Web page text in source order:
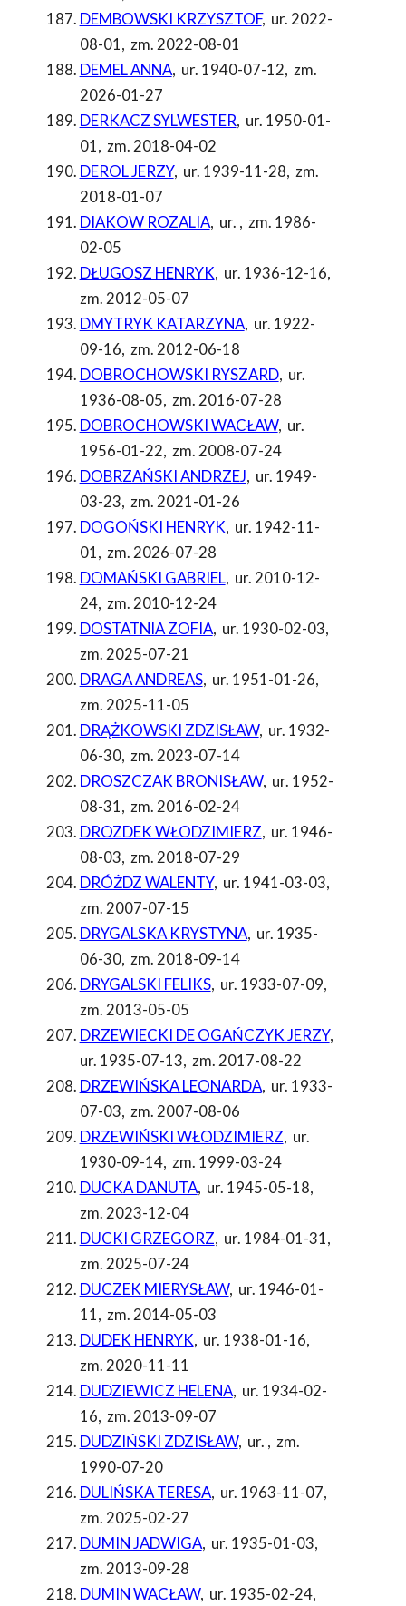
DEMBOWSKI KRZYSZTOF, ur. 2022-
08-01, zm. 2022-08-01
DEMEL ANNA, ur. 1940-07-12, zm.
2026-01-27
DERKACZ SYLWESTER, ur. 1950-01-
01, zm. 2018-04-02
DEROL JERZY, ur. 1939-11-28, zm.
2018-01-07
DIAKOW ROZALIA, ur. , zm. 1986-
02-05
DŁUGOSZ HENRYK, ur. 1936-12-16,
zm. 2012-05-07
DMYTRYK KATARZYNA, ur. 1922-
09-16, zm. 2012-06-18
DOBROCHOWSKI RYSZARD, ur.
1936-08-05, zm. 2016-07-28
DOBROCHOWSKI WACŁAW, ur.
1956-01-22, zm. 2008-07-24
DOBRZAŃSKI ANDRZEJ, ur. 1949-
03-23, zm. 2021-01-26
DOGOŃSKI HENRYK, ur. 1942-11-
01, zm. 2026-07-28
DOMAŃSKI GABRIEL, ur. 2010-12-
24, zm. 2010-12-24
DOSTATNIA ZOFIA, ur. 1930-02-03,
zm. 2025-07-21
DRAGA ANDREAS, ur. 1951-01-26,
zm. 2025-11-05
DRĄŻKOWSKI ZDZISŁAW, ur. 1932-
06-30, zm. 2023-07-14
DROSZCZAK BRONISŁAW, ur. 1952-
08-31, zm. 2016-02-24
DROZDEK WŁODZIMIERZ, ur. 1946-
08-03, zm. 2018-07-29
DRÓŻDZ WALENTY, ur. 1941-03-03,
zm. 2007-07-15
DRYGALSKA KRYSTYNA, ur. 1935-
06-30, zm. 2018-09-14
DRYGALSKI FELIKS, ur. 1933-07-09,
zm. 2013-05-05
DRZEWIECKI DE OGAŃCZYK JERZY,
ur. 1935-07-13, zm. 2017-08-22
DRZEWIŃSKA LEONARDA, ur. 1933-
07-03, zm. 2007-08-06
DRZEWIŃSKI WŁODZIMIERZ, ur.
1930-09-14, zm. 1999-03-24
DUCKA DANUTA, ur. 1945-05-18,
zm. 2023-12-04
DUCKI GRZEGORZ, ur. 1984-01-31,
zm. 2025-07-24
DUCZEK MIERYSŁAW, ur. 1946-01-
11, zm. 2014-05-03
DUDEK HENRYK, ur. 1938-01-16,
zm. 2020-11-11
DUDZIEWICZ HELENA, ur. 1934-02-
16, zm. 2013-09-07
DUDZIŃSKI ZDZISŁAW, ur. , zm.
1990-07-20
DULIŃSKA TERESA, ur. 1963-11-07,
zm. 2025-02-27
DUMIN JADWIGA, ur. 1935-01-03,
zm. 2013-09-28
DUMIN WACŁAW, ur. 1935-02-24,